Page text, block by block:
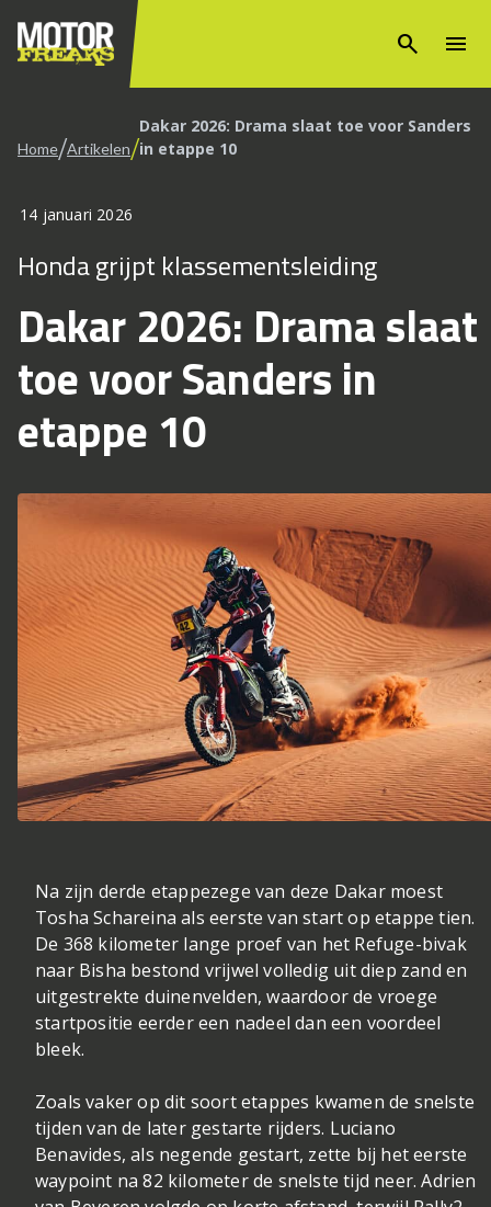
search menu
Home/Artikelen/Dakar 2026: Drama slaat toe voor Sanders
in etappe 10
14 januari 2026
Honda grijpt klassementsleiding
Dakar 2026: Drama slaat
toe voor Sanders in
etappe 10
Na zijn derde etappezege van deze Dakar moest
Tosha Schareina als eerste van start op etappe tien.
De 368 kilometer lange proef van het Refuge-bivak
naar Bisha bestond vrijwel volledig uit diep zand en
uitgestrekte duinenvelden, waardoor de vroege
startpositie eerder een nadeel dan een voordeel
bleek.
Zoals vaker op dit soort etappes kwamen de snelste
tijden van de later gestarte rijders. Luciano
Benavides, als negende gestart, zette bij het eerste
waypoint na 82 kilometer de snelste tijd neer. Adrien